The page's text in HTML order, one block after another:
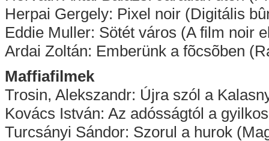
Herpai Gergely: Pixel noir (Digitális
Eddie Muller: Sötét város (A film noir
Ardai Zoltán: Emberünk a fõcsõben
Maffiafilmek
Trosin, Alekszandr: Újra szól a
Kovács István: Az adósságtól a
Turcsányi Sándor: Szorul a hurok